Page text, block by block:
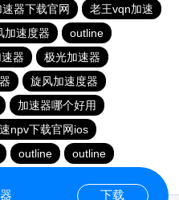
器下载官网
老王vqn加速
加速度器
outline
器
极光加速器
旋风加速度器
加速器哪个好用
npv下载官网ios
outline
outline
下载